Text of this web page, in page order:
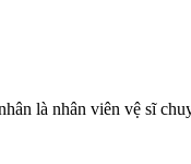
là nhân viên vệ sĩ